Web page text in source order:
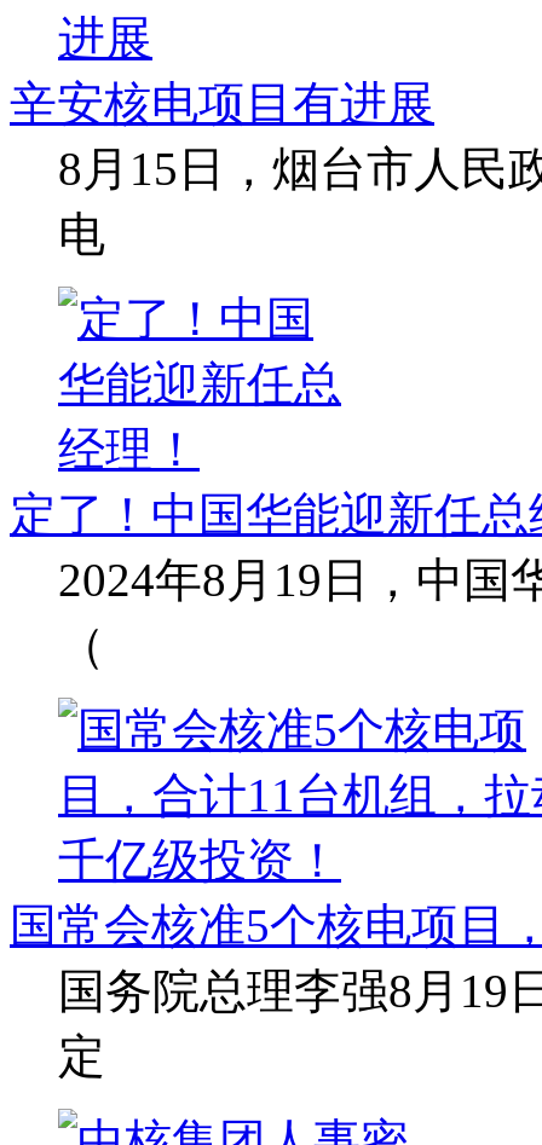
辛安核电项目有进展
8月15日，烟台市人民
电
定了！中国华能迎新任
2024年8月19日，中国
（
国常会核准5个核电项目
国务院总理李强8月19
定